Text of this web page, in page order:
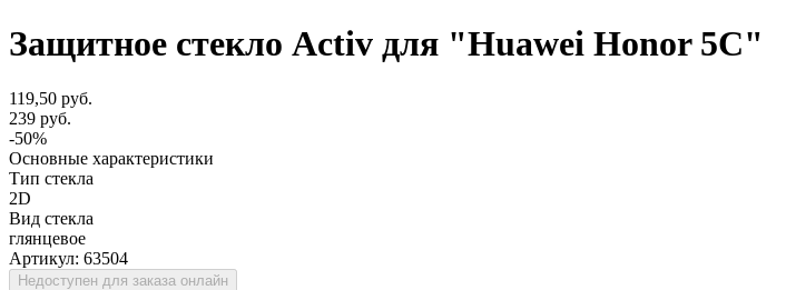
Защитное стекло Activ для "Huawei Honor 5C"
119,50 руб.
239 руб.
-50%
Основные характеристики
Тип стекла
2D
Вид стекла
глянцевое
Артикул: 63504
Недоступен для заказа онлайн